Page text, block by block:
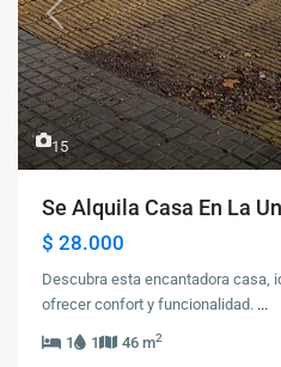
15
Previous
Se Alquila Casa En La
$ 28.000
Descubra esta encantadora casa,
ofrecer confort y funcionalidad. ...
1 1 46 m2